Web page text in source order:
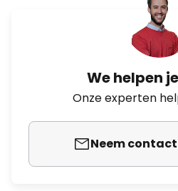
We helpen
Onze experten
Neem